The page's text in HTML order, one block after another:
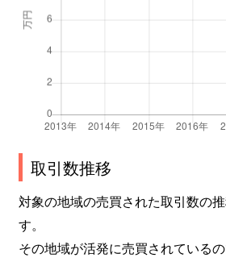
取引数推移
対象の地域の売買された取引数の
す。
その地域が活発に売買されている